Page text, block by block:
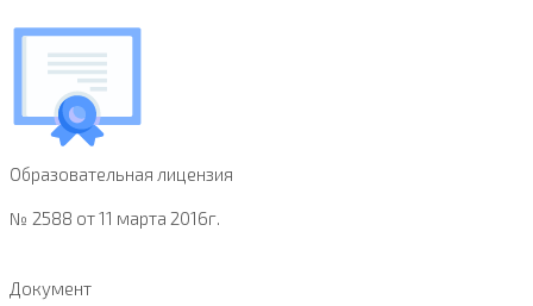
Образовательная лицензия
№ 2588 от 11 марта 2016г.
Документ